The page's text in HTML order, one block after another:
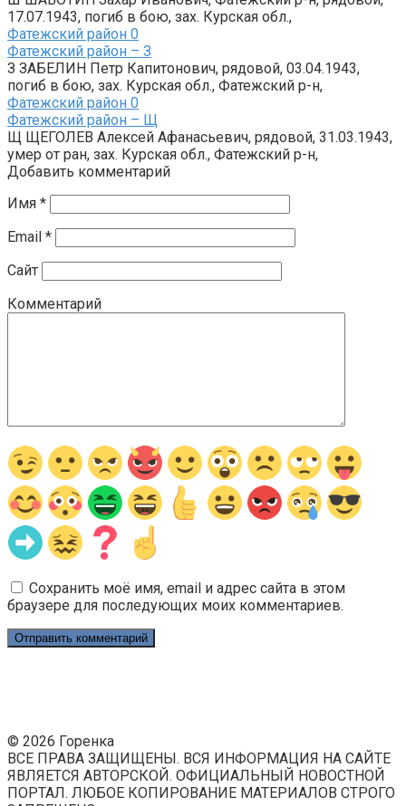
17.07.1943, погиб в бою, зах. Курская обл.,
Фатежский район 0
Фатежский район – З
З ЗАБЕЛИН Петр Капитонович, рядовой, 03.04.1943,
погиб в бою, зах. Курская обл., Фатежский р-н,
Фатежский район 0
Фатежский район – Щ
Щ ЩЕГОЛЕВ Алексей Афанасьевич, рядовой, 31.03.1943,
умер от ран, зах. Курская обл., Фатежский р-н,
Добавить комментарий
Имя *
Email *
Сайт
Комментарий
Сохранить моё имя, email и адрес сайта в этом
браузере для последующих моих комментариев.
© 2026 Горенка
ВСЕ ПРАВА ЗАЩИЩЕНЫ. ВСЯ ИНФОРМАЦИЯ НА САЙТЕ
ЯВЛЯЕТСЯ АВТОРСКОЙ. ОФИЦИАЛЬНЫЙ НОВОСТНОЙ
ПОРТАЛ. ЛЮБОЕ КОПИРОВАНИЕ МАТЕРИАЛОВ СТРОГО